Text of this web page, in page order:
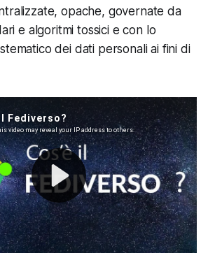
opache, governate da
e algoritmi tossici e con lo
dei dati personali ai fini di